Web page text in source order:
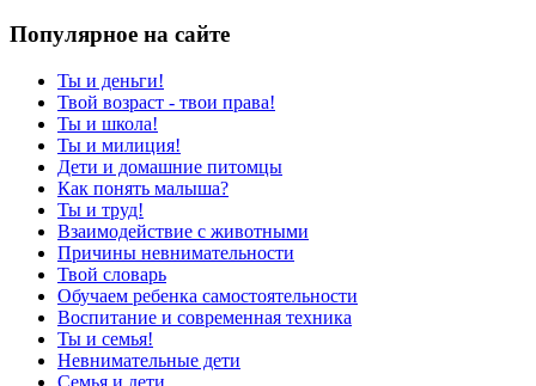
Популярное на сайте
Ты и деньги!
Твой возраст - твои права!
Ты и школа!
Ты и милиция!
Дети и домашние питомцы
Как понять малыша?
Ты и труд!
Взаимодействие с животными
Причины невнимательности
Твой словарь
Обучаем ребенка самостоятельности
Воспитание и современная техника
Ты и семья!
Невнимательные дети